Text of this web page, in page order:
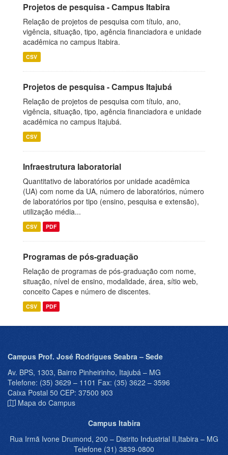
Projetos de pesquisa - Campus Itabira
Relação de projetos de pesquisa com título, ano,
vigência, situação, tipo, agência financiadora e unidade
acadêmica no campus Itabira.
CSV
Projetos de pesquisa - Campus Itajubá
Relação de projetos de pesquisa com título, ano,
vigência, situação, tipo, agência financiadora e unidade
acadêmica no campus Itajubá.
CSV
Infraestrutura laboratorial
Quantitativo de laboratórios por unidade acadêmica
(UA) com nome da UA, número de laboratórios, número
de laboratórios por tipo (ensino, pesquisa e extensão),
utilização média...
CSV PDF
Programas de pós-graduação
Relação de programas de pós-graduação com nome,
situação, nível de ensino, modalidade, área, sítio web,
conceito Capes e número de discentes.
CSV PDF
Campus Prof. José Rodrigues Seabra – Sede
Av. BPS, 1303, Bairro Pinheirinho, Itajubá – MG
Telefone: (35) 3629 – 1101 Fax: (35) 3622 – 3596
Caixa Postal 50 CEP: 37500 903
Mapa do Campus
Campus Itabira
Rua Irmã Ivone Drumond, 200 – Distrito Industrial II,Itabira – MG
Telefone (31) 3839-0800